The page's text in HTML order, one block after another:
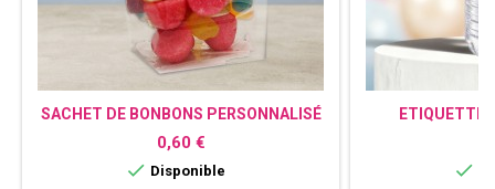
SACHET DE BONBONS PERSONNALISÉ
AVENGERS
Prix
0,60 €
 Disponible
ETIQUETTE
